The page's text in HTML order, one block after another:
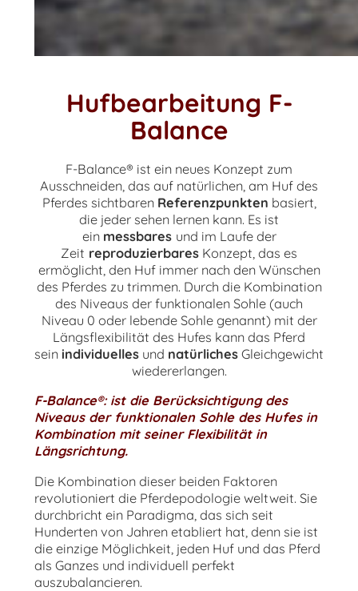
Hufbearbeitung F-
Balance
F-Balance® ist ein neues Konzept zum
Ausschneiden, das auf natürlichen, am Huf des
Pferdes sichtbaren Referenzpunkten basiert,
die jeder sehen lernen kann. Es ist
ein messbares und im Laufe der
Zeit reproduzierbares Konzept, das es
ermöglicht, den Huf immer nach den Wünschen
des Pferdes zu trimmen. Durch die Kombination
des Niveaus der funktionalen Sohle (auch
Niveau 0 oder lebende Sohle genannt) mit der
Längsflexibilität des Hufes kann das Pferd
sein individuelles und natürliches Gleichgewicht
wiedererlangen.
F-Balance®: ist die Berücksichtigung des
Niveaus der funktionalen Sohle des Hufes in
Kombination mit seiner Flexibilität in
Längsrichtung.
Die Kombination dieser beiden Faktoren
revolutioniert die Pferdepodologie weltweit. Sie
durchbricht ein Paradigma, das sich seit
Hunderten von Jahren etabliert hat, denn sie ist
die einzige Möglichkeit, jeden Huf und das Pferd
als Ganzes und individuell perfekt
auszubalancieren.